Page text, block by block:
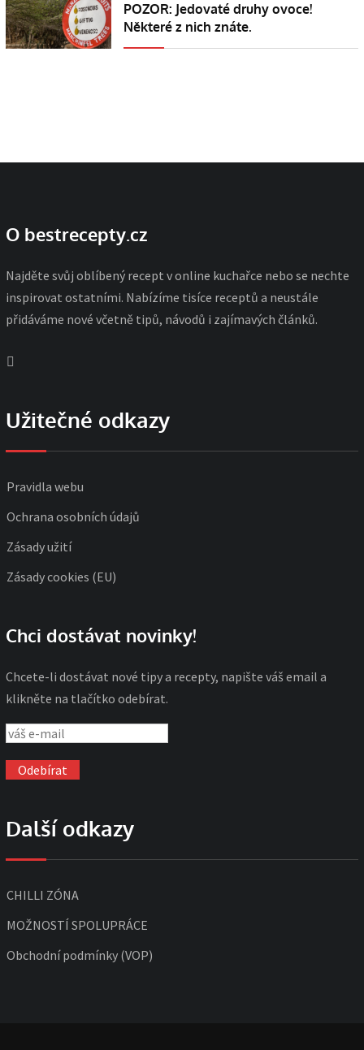
POZOR: Jedovaté druhy ovoce!
Některé z nich znáte.
O bestrecepty.cz
Najděte svůj oblíbený recept v online kuchařce nebo se nechte
inspirovat ostatními. Nabízíme tisíce receptů a neustále
přidáváme nové včetně tipů, návodů i zajímavých článků.
Užitečné odkazy
Pravidla webu
Ochrana osobních údajů
Zásady užití
Zásady cookies (EU)
Chci dostávat novinky!
Chcete-li dostávat nové tipy a recepty, napište váš email a
klikněte na tlačítko odebírat.
Další odkazy
CHILLI ZÓNA
MOŽNOSTÍ SPOLUPRÁCE
Obchodní podmínky (VOP)